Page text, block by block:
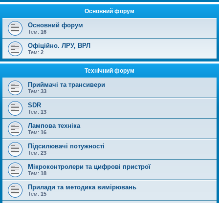
Основний форум
Основний форум
Тем: 16
Офіційно. ЛРУ, ВРЛ
Тем: 2
Технічний форум
Приймачі та трансивери
Тем: 33
SDR
Тем: 13
Лампова техніка
Тем: 16
Підсилювачі потужності
Тем: 23
Мікроконтролери та цифрові пристрої
Тем: 18
Прилади та методика вимірювань
Тем: 15